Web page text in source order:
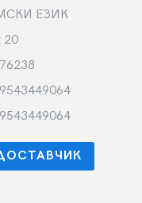
ЕЗИК
20